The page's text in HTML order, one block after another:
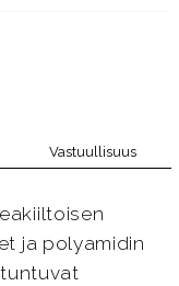
Vastuullisuus
ja polyamidin